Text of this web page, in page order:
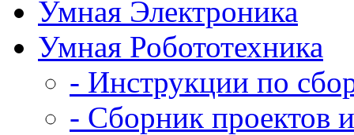
Умная Электроника
Умная Робототехника
- Инструкции по
- Сборник проектов